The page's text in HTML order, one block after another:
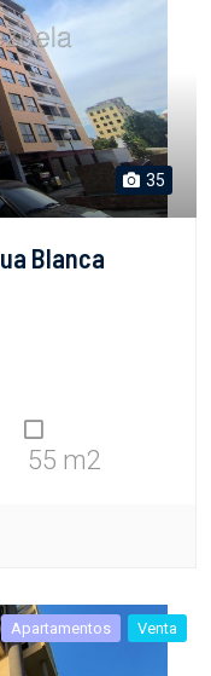
35
Blanca
55 m2
Apartamentos Venta